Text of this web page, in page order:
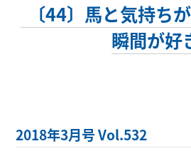
〔44〕馬と気持ち
瞬間が好
2018年3月号 Vol.532